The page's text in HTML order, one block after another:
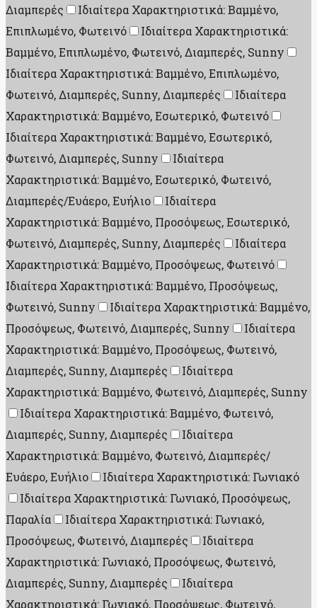
Διαμπερές
Ιδιαίτερα Χαρακτηριστικά: Βαμμένο,
Επιπλωμένο, Φωτεινό
Ιδιαίτερα Χαρακτηριστικά:
Βαμμένο, Επιπλωμένο, Φωτεινό, Διαμπερές, Sunny
Ιδιαίτερα Χαρακτηριστικά: Βαμμένο, Επιπλωμένο,
Φωτεινό, Διαμπερές, Sunny, Διαμπερές
Ιδιαίτερα
Χαρακτηριστικά: Βαμμένο, Εσωτερικό, Φωτεινό
Ιδιαίτερα Χαρακτηριστικά: Βαμμένο, Εσωτερικό,
Φωτεινό, Διαμπερές, Sunny
Ιδιαίτερα
Χαρακτηριστικά: Βαμμένο, Εσωτερικό, Φωτεινό,
Διαμπερές/Ευάερο, Ευήλιο
Ιδιαίτερα
Χαρακτηριστικά: Βαμμένο, Προσόψεως, Εσωτερικό,
Φωτεινό, Διαμπερές, Sunny, Διαμπερές
Ιδιαίτερα
Χαρακτηριστικά: Βαμμένο, Προσόψεως, Φωτεινό
Ιδιαίτερα Χαρακτηριστικά: Βαμμένο, Προσόψεως,
Φωτεινό, Sunny
Ιδιαίτερα Χαρακτηριστικά: Βαμμένο,
Προσόψεως, Φωτεινό, Διαμπερές, Sunny
Ιδιαίτερα
Χαρακτηριστικά: Βαμμένο, Προσόψεως, Φωτεινό,
Διαμπερές, Sunny, Διαμπερές
Ιδιαίτερα
Χαρακτηριστικά: Βαμμένο, Φωτεινό, Διαμπερές, Sunny
Ιδιαίτερα Χαρακτηριστικά: Βαμμένο, Φωτεινό,
Διαμπερές, Sunny, Διαμπερές
Ιδιαίτερα
Χαρακτηριστικά: Βαμμένο, Φωτεινό, Διαμπερές/
Ευάερο, Ευήλιο
Ιδιαίτερα Χαρακτηριστικά: Γωνιακό
Ιδιαίτερα Χαρακτηριστικά: Γωνιακό, Προσόψεως,
Παραλία
Ιδιαίτερα Χαρακτηριστικά: Γωνιακό,
Προσόψεως, Φωτεινό, Διαμπερές
Ιδιαίτερα
Χαρακτηριστικά: Γωνιακό, Προσόψεως, Φωτεινό,
Διαμπερές, Sunny, Διαμπερές
Ιδιαίτερα
Χαρακτηριστικά: Γωνιακό, Προσόψεως, Φωτεινό,